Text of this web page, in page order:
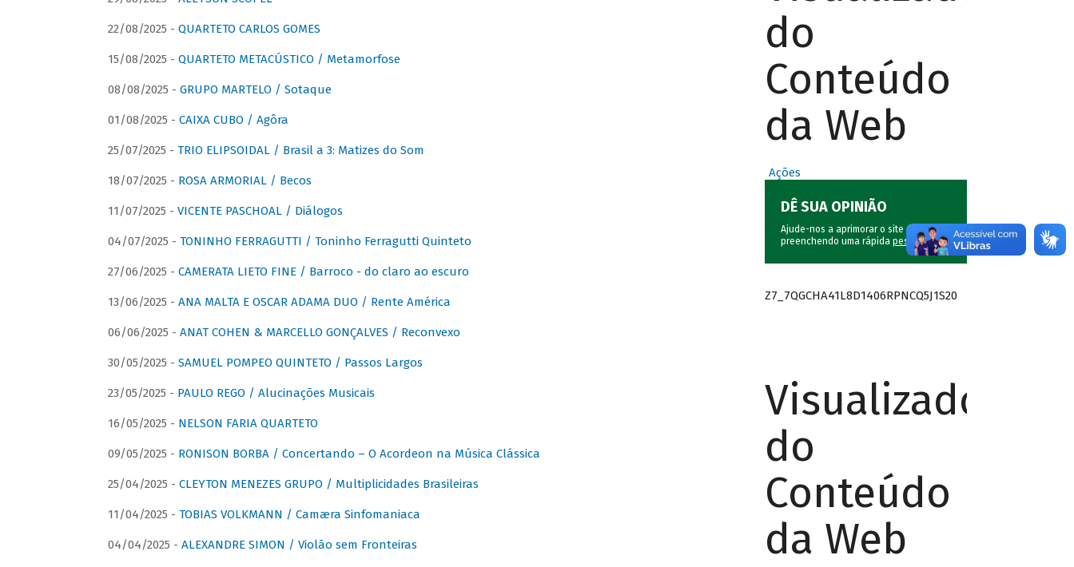
22/08/2025 - QUARTETO CARLOS GOMES
15/08/2025 - QUARTETO METACÚSTICO / Metamorfose
08/08/2025 - GRUPO MARTELO / Sotaque
01/08/2025 - CAIXA CUBO / Agôra
25/07/2025 - TRIO ELIPSOIDAL / Brasil a 3: Matizes do Som
18/07/2025 - ROSA ARMORIAL / Becos
11/07/2025 - VICENTE PASCHOAL / Diálogos
04/07/2025 - TONINHO FERRAGUTTI / Toninho Ferragutti Quinteto
27/06/2025 - CAMERATA LIETO FINE / Barroco - do claro ao escuro
13/06/2025 - ANA MALTA E OSCAR ADAMA DUO / Rente América
06/06/2025 - ANAT COHEN & MARCELLO GONÇALVES / Reconvexo
30/05/2025 - SAMUEL POMPEO QUINTETO / Passos Largos
23/05/2025 - PAULO REGO / Alucinações Musicais
16/05/2025 - NELSON FARIA QUARTETO
09/05/2025 - RONISON BORBA / Concertando – O Acordeon na Música Clássica
25/04/2025 - CLEYTON MENEZES GRUPO / Multiplicidades Brasileiras
11/04/2025 - TOBIAS VOLKMANN / Camæra Sinfomaniaca
04/04/2025 - ALEXANDRE SIMON / Violão sem Fronteiras
do
Conteúdo
da Web
Ações
DÊ SUA OPINIÃO
Ajude-nos a aprimorar o site do BNDES
preenchendo uma rápida pesquisa.
Z7_7QGCHA41L8D1406RPNCQ5J1S20
Visualizador
do
Conteúdo
da Web